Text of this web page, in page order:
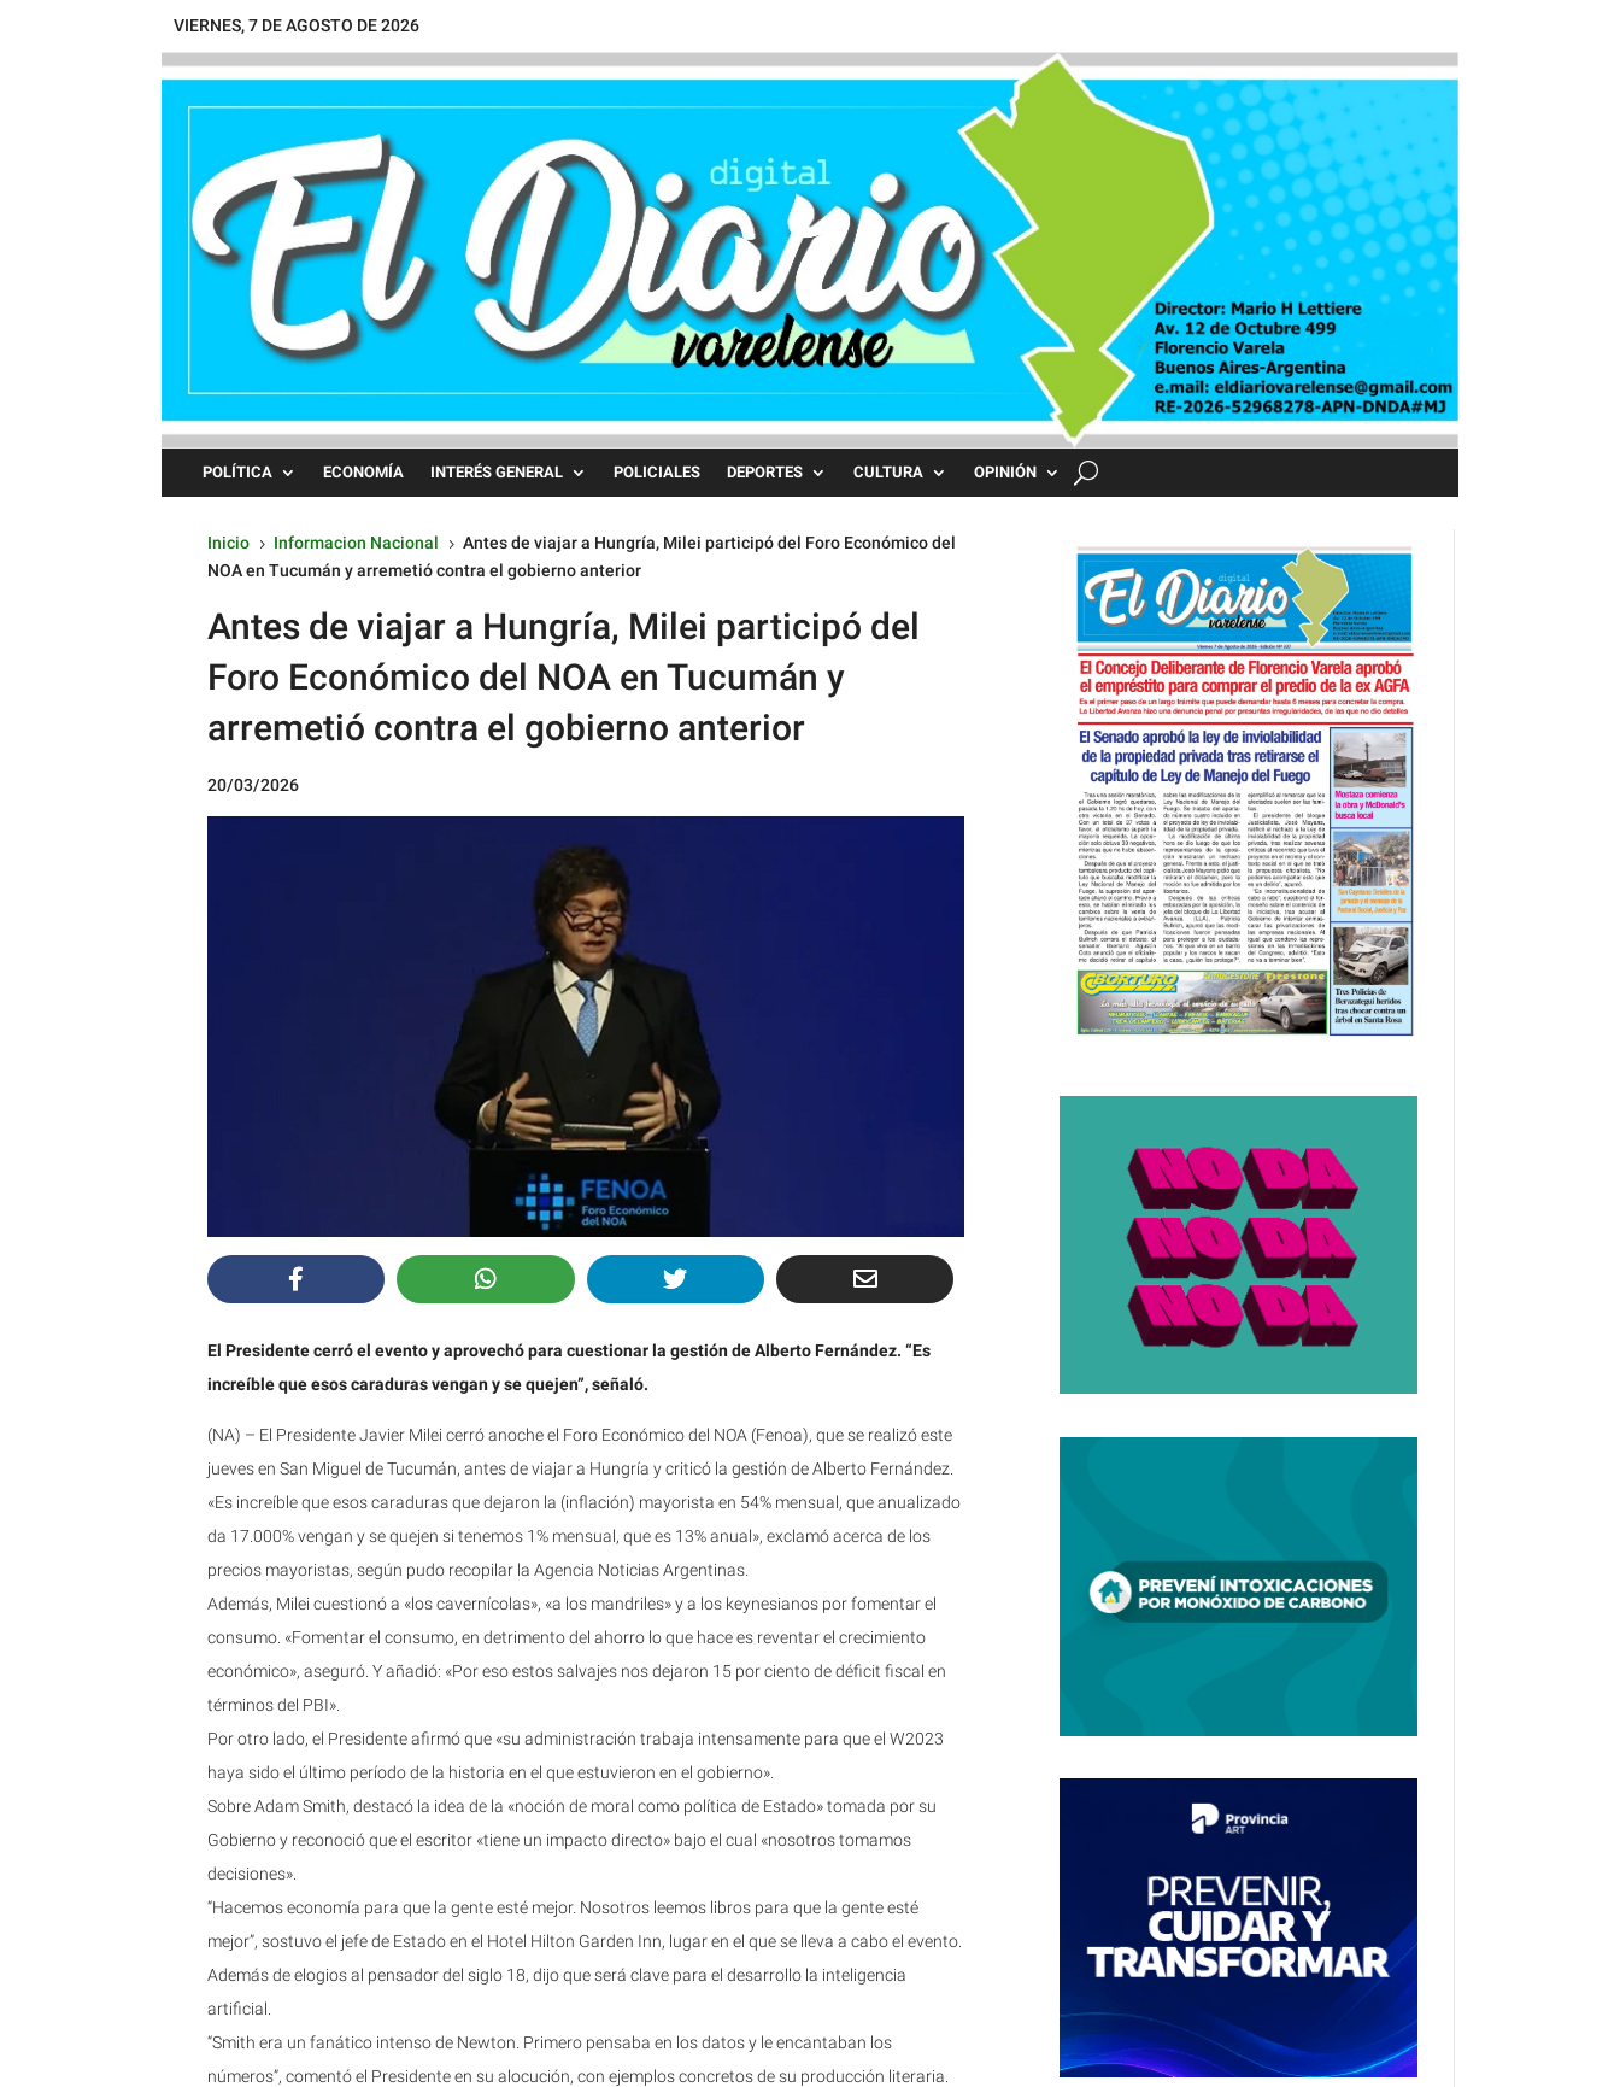
VIERNES, 7 DE AGOSTO DE 2026
POLÍTICA ECONOMÍA INTERÉS GENERAL POLICIALES DEPORTES CULTURA OPINIÓN
Inicio 5 Informacion Nacional 5 Antes de viajar a Hungría, Milei participó del Foro Económico del
NOA en Tucumán y arremetió contra el gobierno anterior
Antes de viajar a Hungría, Milei participó del
Foro Económico del NOA en Tucumán y
arremetió contra el gobierno anterior
20/03/2026
El Presidente cerró el evento y aprovechó para cuestionar la gestión de Alberto Fernández. “Es
increíble que esos caraduras vengan y se quejen”, señaló.
(NA) – El Presidente Javier Milei cerró anoche el Foro Económico del NOA (Fenoa), que se realizó este
jueves en San Miguel de Tucumán, antes de viajar a Hungría y criticó la gestión de Alberto Fernández.
«Es increíble que esos caraduras que dejaron la (inflación) mayorista en 54% mensual, que anualizado
da 17.000% vengan y se quejen si tenemos 1% mensual, que es 13% anual», exclamó acerca de los
precios mayoristas, según pudo recopilar la Agencia Noticias Argentinas.
Además, Milei cuestionó a «los cavernícolas», «a los mandriles» y a los keynesianos por fomentar el
consumo. «Fomentar el consumo, en detrimento del ahorro lo que hace es reventar el crecimiento
económico», aseguró. Y añadió: «Por eso estos salvajes nos dejaron 15 por ciento de déficit fiscal en
términos del PBI».
Por otro lado, el Presidente afirmó que «su administración trabaja intensamente para que el W2023
haya sido el último período de la historia en el que estuvieron en el gobierno».
Sobre Adam Smith, destacó la idea de la «noción de moral como política de Estado» tomada por su
Gobierno y reconoció que el escritor «tiene un impacto directo» bajo el cual «nosotros tomamos
decisiones».
“Hacemos economía para que la gente esté mejor. Nosotros leemos libros para que la gente esté
mejor”, sostuvo el jefe de Estado en el Hotel Hilton Garden Inn, lugar en el que se lleva a cabo el evento.
Además de elogios al pensador del siglo 18, dijo que será clave para el desarrollo la inteligencia
artificial.
“Smith era un fanático intenso de Newton. Primero pensaba en los datos y le encantaban los
números”, comentó el Presidente en su alocución, con ejemplos concretos de su producción literaria.